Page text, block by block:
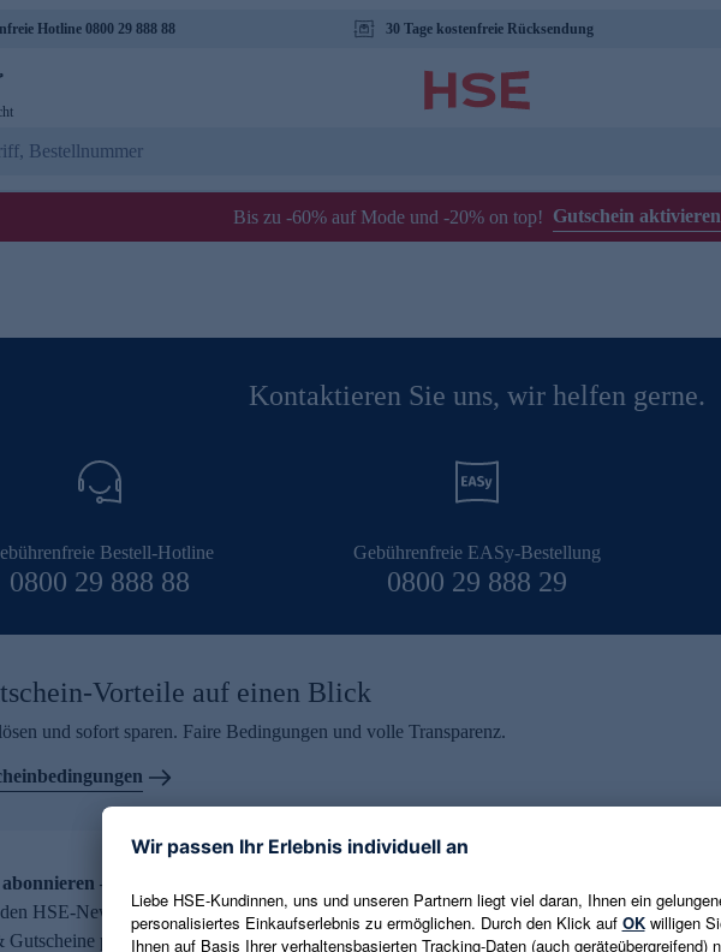
Hotline 0800 29 888 88 30 Tage kostenfreie Rücksendung
Bis zu -60% auf Mode und -20% on top! Gutschein aktivieren
Kontaktieren Sie uns, wir helfen gerne.
Bestell-Hotline
0800 29 888 88
Gebührenfreie EASy-Bestellung
0800 29 888 29
Vorteile auf einen Blick
und sofort sparen. Faire Bedingungen und volle Transparenz.
– 10 € Gutschein erhalten
HSE-Newsletter abonnieren und aktuelle Trends,
Gutscheine per E-Mail erhalten. Als Dankeschön
E-Mail-Adresse eingeben